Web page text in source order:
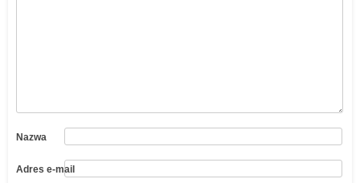
Nazwa
Adres e-mail